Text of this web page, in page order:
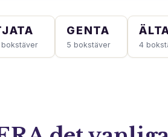
bokstäver
GENTA
5 bokstäver 4